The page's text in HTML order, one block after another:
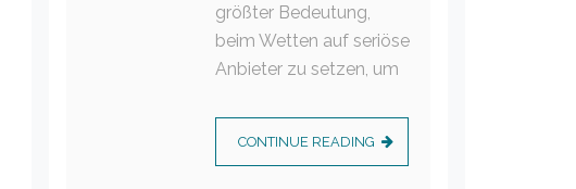
größter Bedeutung,
beim Wetten auf seriöse
Anbieter zu setzen, um
CONTINUE READING